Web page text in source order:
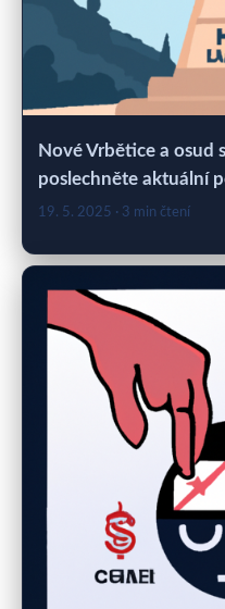
Nové Vrbětice a osud
poslechněte aktuální
19. 5. 2025 · 3 min čtení